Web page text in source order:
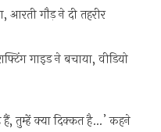
गौड़ ने दी तहरीर
गाइड ने बचाया, वीडियो
तुम्हें क्या दिक्कत है…’ कहने